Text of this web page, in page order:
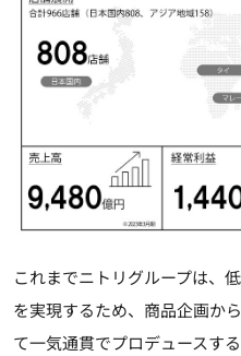
これまでニトリグループは、
を実現するため、商品企画か
て一気通貫でプロデュースす